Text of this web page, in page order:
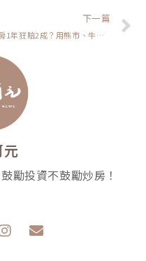
下一篇
買房1年狂賠2成？用熊市、牛市兩套劇本避開跟風坑【置產客不說的秘密】
元
勵投資不鼓勵炒房！
I E